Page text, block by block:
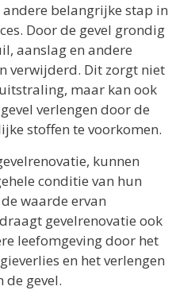
andere belangrijke stap in
Door de gevel grondig
aanslag en andere
verwijderd. Dit zorgt niet
maar kan ook
verlengen door de
stoffen te voorkomen.
kunnen
conditie van hun
waarde ervan
gevelrenovatie ook
leefomgeving door het
en het verlengen
de gevel.